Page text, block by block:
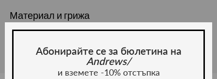
Материал и грижа
Материал:
Абонирайте се за бюлетина на
Andrews/
и вземете -10% отстъпка